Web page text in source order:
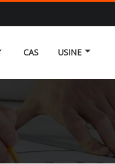
CAS USINE